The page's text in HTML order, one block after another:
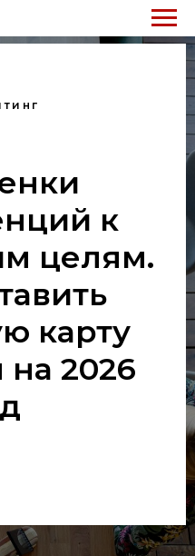
к
целям.
карту
на 2026